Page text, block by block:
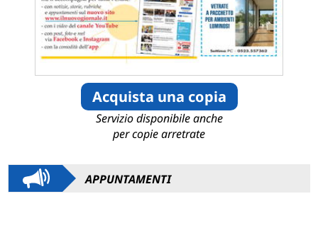
Acquista una copia
Servizio disponibile anche
per copie arretrate
APPUNTAMENTI